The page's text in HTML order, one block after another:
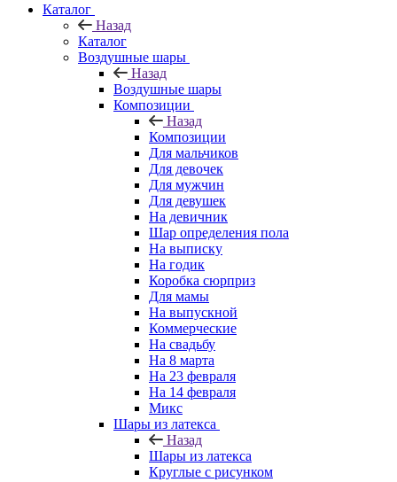
Каталог
Назад
Каталог
Воздушные шары
Назад
Воздушные шары
Композиции
Назад
Композиции
Для мальчиков
Для девочек
Для мужчин
Для девушек
На девичник
Шар определения пола
На выписку
На годик
Коробка сюрприз
Для мамы
На выпускной
Коммерческие
На свадьбу
На 8 марта
На 23 февраля
На 14 февраля
Микс
Шары из латекса
Назад
Шары из латекса
Круглые с рисунком